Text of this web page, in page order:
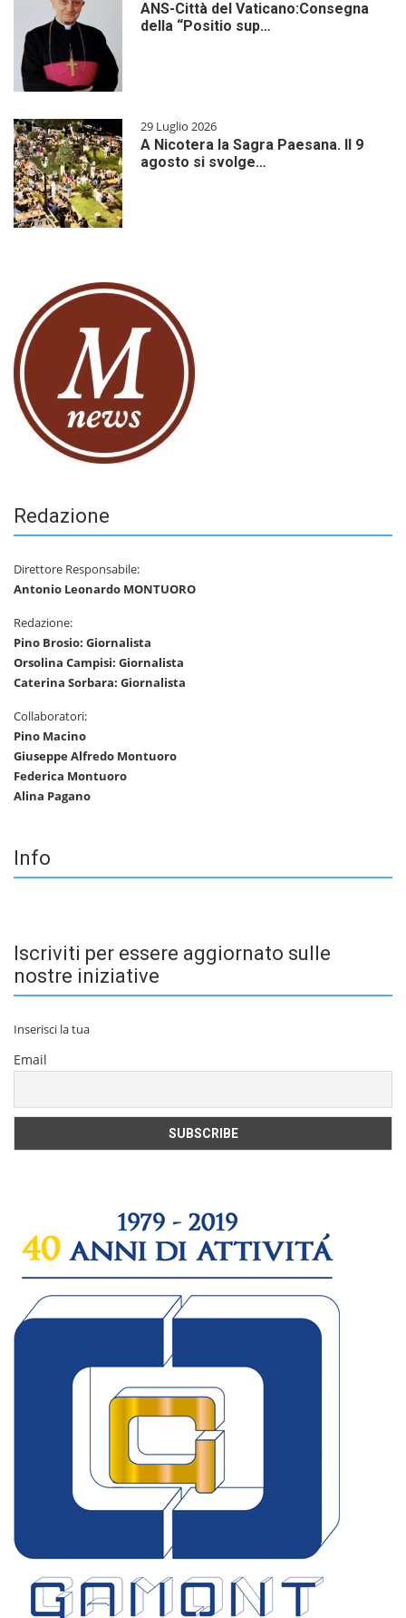
ANS-Città del Vaticano:Consegna
della “Positio sup…
29 Luglio 2026
A Nicotera la Sagra Paesana. Il 9
agosto si svolge…
Redazione
Direttore Responsabile:
Antonio Leonardo MONTUORO
Redazione:
Pino Brosio: Giornalista
Orsolina Campisi: Giornalista
Caterina Sorbara: Giornalista
Collaboratori:
Pino Macino
Giuseppe Alfredo Montuoro
Federica Montuoro
Alina Pagano
Info
Iscriviti per essere aggiornato sulle
nostre iniziative
Inserisci la tua
Email